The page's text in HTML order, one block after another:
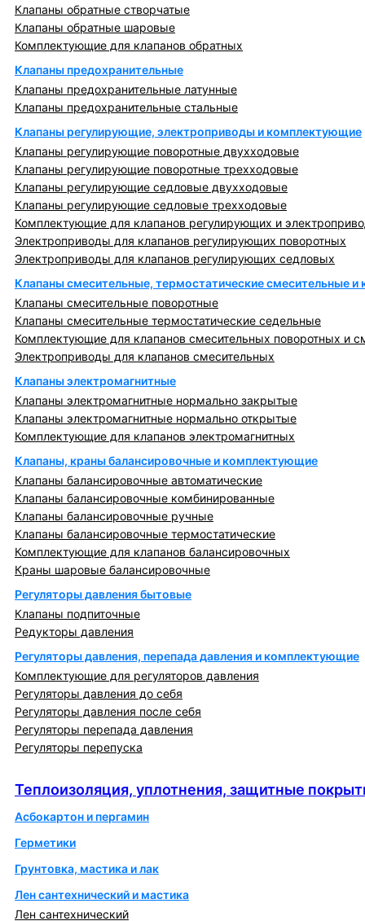
Клапаны обратные створчатые
Клапаны обратные шаровые
Комплектующие для клапанов обратных
Клапаны предохранительные
Клапаны предохранительные латунные
Клапаны предохранительные стальные
Клапаны регулирующие, электроприводы и комплектующие
Клапаны регулирующие поворотные двухходовые
Клапаны регулирующие поворотные трехходовые
Клапаны регулирующие седловые двухходовые
Клапаны регулирующие седловые трехходовые
Комплектующие для клапанов регулирующих и
Электроприводы для клапанов регулирующих поворотных
Электроприводы для клапанов регулирующих седловых
Клапаны смесительные, термостатические смесительные
Клапаны смесительные поворотные
Клапаны смесительные термостатические седельные
Комплектующие для клапанов смесительных поворотных и
Электроприводы для клапанов смесительных
Клапаны электромагнитные
Клапаны электромагнитные нормально закрытые
Клапаны электромагнитные нормально открытые
Комплектующие для клапанов электромагнитных
Клапаны, краны балансировочные и комплектующие
Клапаны балансировочные автоматические
Клапаны балансировочные комбинированные
Клапаны балансировочные ручные
Клапаны балансировочные термостатические
Комплектующие для клапанов балансировочных
Краны шаровые балансировочные
Регуляторы давления бытовые
Клапаны подпиточные
Редукторы давления
Регуляторы давления, перепада давления и комплектующие
Комплектующие для регуляторов давления
Регуляторы давления до себя
Регуляторы давления после себя
Регуляторы перепада давления
Регуляторы перепуска
Теплоизоляция, уплотнения, защитные
Асбокартон и пергамин
Герметики
Грунтовка, мастика и лак
Лен сантехнический и мастика
Лен сантехнический